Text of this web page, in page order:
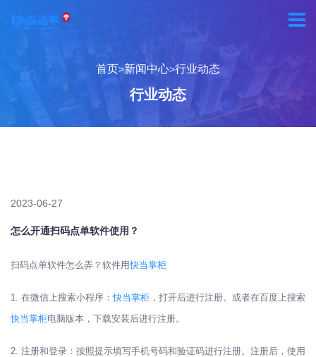
首页>新闻中心>行业动态
行业动态
2023-06-27
怎么开通扫码点单软件使用？
扫码点单软件怎么弄？软件用快当掌柜
1. 在微信上搜索小程序：快当掌柜 ，打开后进行注册。或者在百度上搜索
快当掌柜电脑版本，下载安装后进行注册。
2. 注册和登录：按照提示填写手机号码和验证码进行注册。注册后，使用